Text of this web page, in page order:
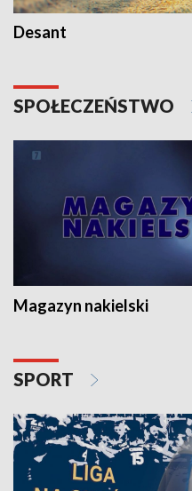
Desant
SPOŁECZEŃSTWO
Magazyn nakielski
SPORT